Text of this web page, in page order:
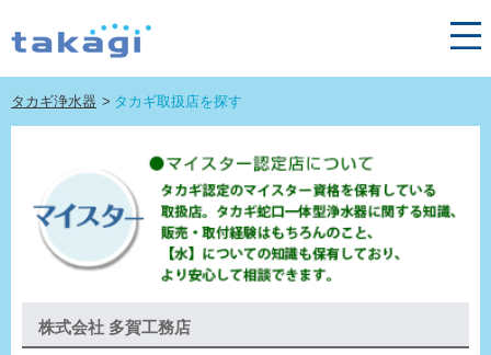
タカギ浄水器 タカギ取扱店を探す
株式会社 多賀工務店